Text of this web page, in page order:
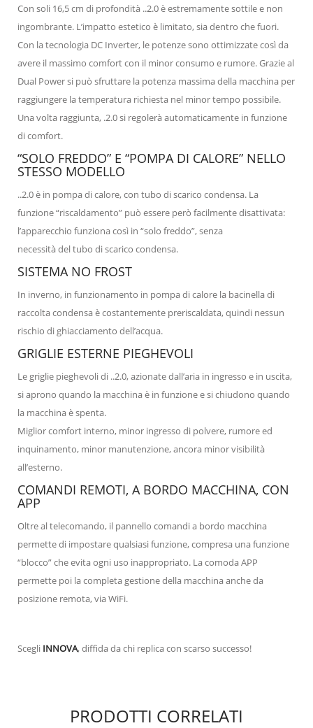
Con soli 16,5 cm di profondità ..2.0 è estremamente sottile e non
ingombrante. L’impatto estetico è limitato, sia dentro che fuori.
Con la tecnologia DC Inverter, le potenze sono ottimizzate così da
avere il massimo comfort con il minor consumo e rumore. Grazie al
Dual Power si può sfruttare la potenza massima della macchina per
raggiungere la temperatura richiesta nel minor tempo possibile.
Una volta raggiunta, .2.0 si regolerà automaticamente in funzione
di comfort.
“SOLO FREDDO” E “POMPA DI CALORE” NELLO
STESSO MODELLO
..2.0 è in pompa di calore, con tubo di scarico condensa. La
funzione “riscaldamento” può essere però facilmente disattivata:
l’apparecchio funziona così in “solo freddo”, senza
necessità del tubo di scarico condensa.
SISTEMA NO FROST
In inverno, in funzionamento in pompa di calore la bacinella di
raccolta condensa è costantemente preriscaldata, quindi nessun
rischio di ghiacciamento dell’acqua.
GRIGLIE ESTERNE PIEGHEVOLI
Le griglie pieghevoli di ..2.0, azionate dall’aria in ingresso e in uscita,
si aprono quando la macchina è in funzione e si chiudono quando
la macchina è spenta.
Miglior comfort interno, minor ingresso di polvere, rumore ed
inquinamento, minor manutenzione, ancora minor visibilità
all’esterno.
COMANDI REMOTI, A BORDO MACCHINA, CON
APP
Oltre al telecomando, il pannello comandi a bordo macchina
permette di impostare qualsiasi funzione, compresa una funzione
“blocco” che evita ogni uso inappropriato. La comoda APP
permette poi la completa gestione della macchina anche da
posizione remota, via WiFi.
Scegli INNOVA, diffida da chi replica con scarso successo!
PRODOTTI CORRELATI